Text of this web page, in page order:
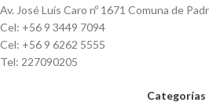
Av. José Luis Caro nº 1671 Comuna de
Cel: +56 9 3449 7094
Cel: +56 9 6262 5555
Tel: 227090205
Categorías